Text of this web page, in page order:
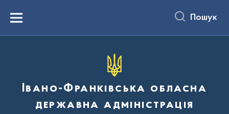
вмістуMenu Пошук
Івано-Франківська обласна
державна адміністрація